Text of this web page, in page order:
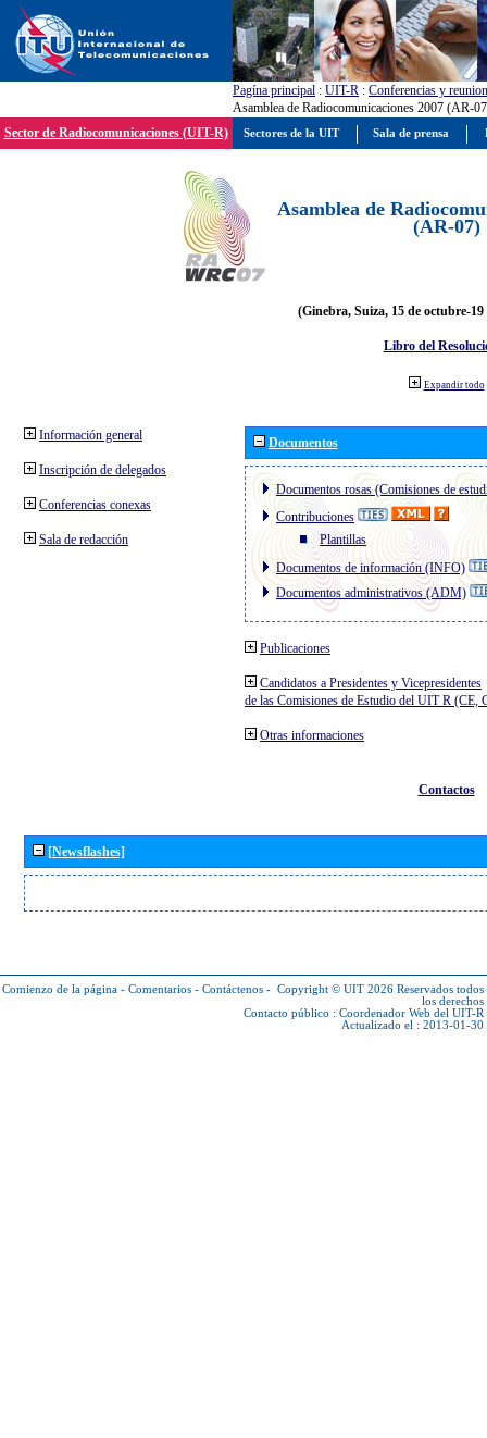
Pagína principal : UIT-R : Conferencias y
Asamblea de Radiocomunicaciones 2007 (AR-
Sector de Radiocomunicaciones (UIT-R)
Asamblea de
(AR-07)
(Ginebra, Suiza, 15 de octubre-19
Libro del
Expandir todo
Información general
Inscripción de delegados
Conferencias conexas
Sala de redacción
Documentos
Documentos rosas (Comisiones de
Contribuciones
Plantillas
Documentos de información (INFO)
Documentos administrativos (ADM)
Publicaciones
Candidatos a Presidentes y Vicepresidentes
de las Comisiones de Estudio del UIT R (CE,
Otras informaciones
Contactos
[Newsflashes]
Comienzo de la página - Comentarios - Contáctenos - Copyright © UIT 2026 Reservados todos
los derechos
Contacto público : Coordenador Web del UIT-R
Actualizado el : 2013-01-30
Sectores de la UIT Sala de prensa